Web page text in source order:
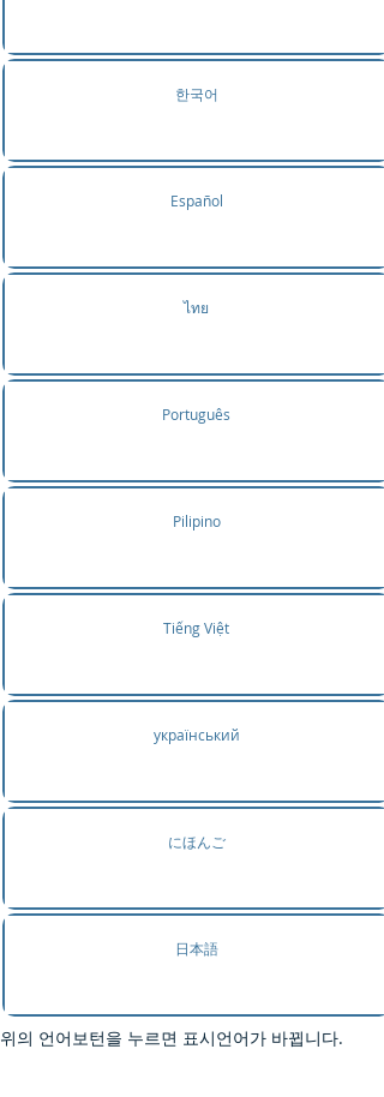
한국어
Español
ไทย
Português
Pilipino
Tiếng Việt
український
にほんご
日本語
위의 언어보턴을 누르면 표시언어가 바뀝니다.